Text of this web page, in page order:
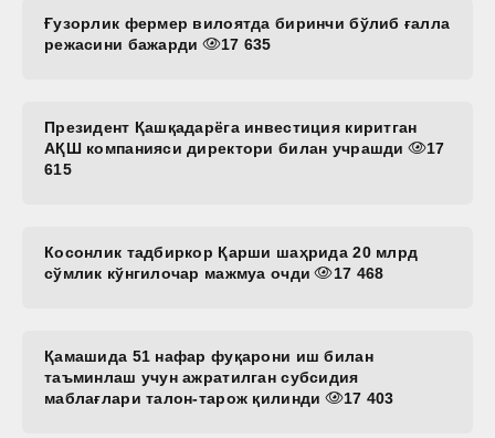
Ғузорлик фермер вилоятда биринчи бўлиб ғалла
режасини бажарди
17 635
Президент Қашқадарёга инвестиция киритган
АҚШ компанияси директори билан учрашди
17
615
Косонлик тадбиркор Қарши шаҳрида 20 млрд
сўмлик кўнгилочар мажмуа очди
17 468
Қамашида 51 нафар фуқарони иш билан
таъминлаш учун ажратилган субсидия
маблағлари талон-тарож қилинди
17 403